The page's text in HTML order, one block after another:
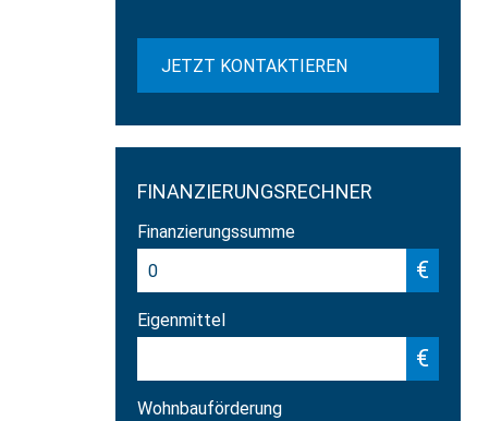
JETZT KONTAKTIEREN
FINANZIERUNGSRECHNER
Finanzierungssumme
€
Eigenmittel
€
Wohnbauförderung